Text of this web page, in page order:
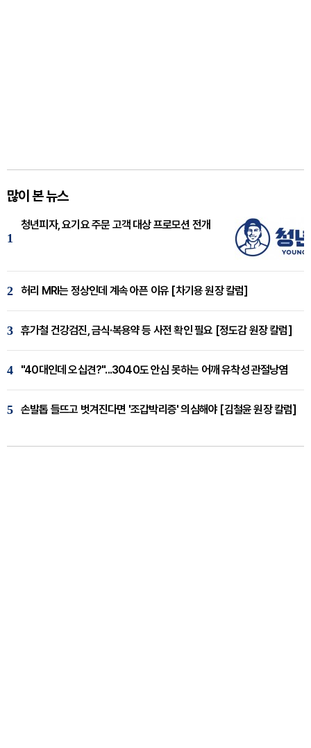
많이 본 뉴스
1
청년피자, 요기요 주문 고객 대상 프로모션 전개
2 허리 MRI는 정상인데 계속 아픈 이유 [차기용 원장 칼럼]
3 휴가철 건강검진, 금식·복용약 등 사전 확인 필요 [정도감 원장 칼럼]
4 "40대인데 오십견?"...3040도 안심 못하는 어깨 유착성 관절낭염
5 손발톱 들뜨고 벗겨진다면 '조갑박리증' 의심해야 [김철윤 원장 칼럼]